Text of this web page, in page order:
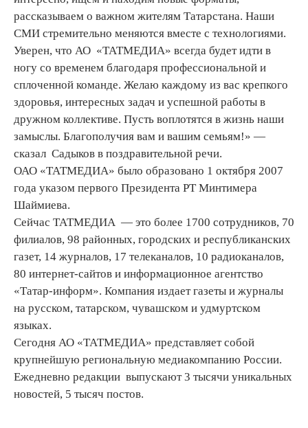
рассказываем о важном жителям Татарстана. Наши
СМИ стремительно меняются вместе с технологиями.
Уверен, что АО «ТАТМЕДИА» всегда будет идти в
ногу со временем благодаря профессиональной и
сплоченной команде. Желаю каждому из вас крепкого
здоровья, интересных задач и успешной работы в
дружном коллективе. Пусть воплотятся в жизнь наши
замыслы. Благополучия вам и вашим семьям!» —
сказал Садыков в поздравительной речи.
ОАО «ТАТМЕДИА» было образовано 1 октября 2007
года указом первого Президента РТ Минтимера
Шаймиева.
Сейчас ТАТМЕДИА — это более 1700 сотрудников, 70
филиалов, 98 районных, городских и республиканских
газет, 14 журналов, 17 телеканалов, 10 радиоканалов,
80 интернет-сайтов и информационное агентство
«Татар-информ». Компания издает газеты и журналы
на русском, татарском, чувашском и удмуртском
языках.
Сегодня АО «ТАТМЕДИА» представляет собой
крупнейшую региональную медиакомпанию России.
Ежедневно редакции выпускают 3 тысячи уникальных
новостей, 5 тысяч постов.